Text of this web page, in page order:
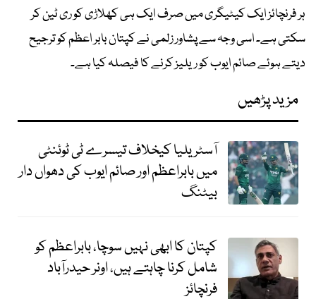
ہر فرنچائز ایک کیٹیگری میں صرف ایک ہی کھلاڑی کو ری ٹین کر
سکتی ہے۔ اسی وجہ سے پشاور زلمی نے کپتان بابر اعظم کو ترجیح
دیتے ہوئے صائم ایوب کو ریلیز کرنے کا فیصلہ کیا ہے۔
مزید پڑھیں
آسٹریلیا کیخلاف تیسرے ٹی ٹوئنٹی
میں بابراعظم اور صائم ایوب کی دھواں دار
بیٹنگ
کپتان کا ابھی نہیں سوچا، بابراعظم کو
شامل کرنا چاہتے ہیں، اونر حیدرآباد
فرنچائز